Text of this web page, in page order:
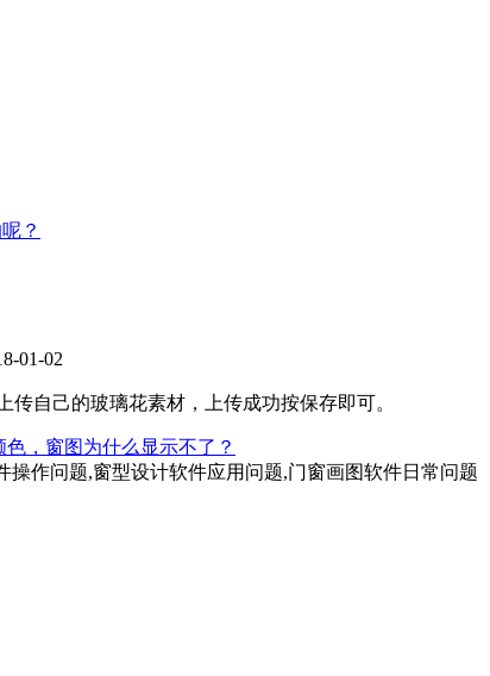
？
01-02
自己的玻璃花素材，上传成功按保存即可。
，窗图为什么显示不了？
作问题,窗型设计软件应用问题,门窗画图软件日常问题